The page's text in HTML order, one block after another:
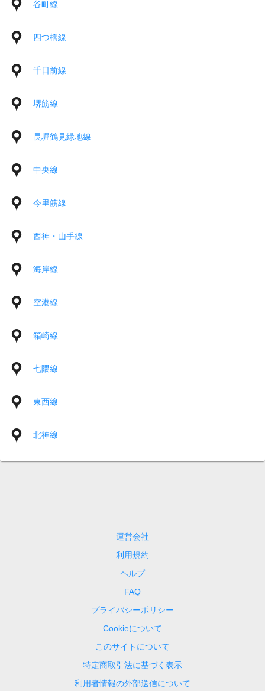
谷町線
四つ橋線
千日前線
堺筋線
長堀鶴見緑地線
中央線
今里筋線
西神・山手線
海岸線
空港線
箱崎線
七隈線
東西線
北神線
運営会社
利用規約
ヘルプ
FAQ
プライバシーポリシー
Cookieについて
このサイトについて
特定商取引法に基づく表示
利用者情報の外部送信について